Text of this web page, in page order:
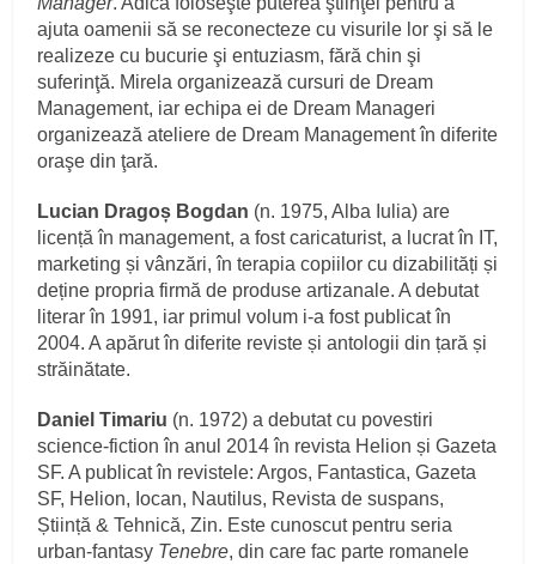
ajuta oamenii să se reconecteze cu visurile lor şi să le
realizeze cu bucurie şi entuziasm, fără chin şi
suferinţă. Mirela organizează cursuri de Dream
Management, iar echipa ei de Dream Manageri
organizează ateliere de Dream Management în diferite
oraşe din ţară.
Lucian Dragoș Bogdan (n. 1975, Alba Iulia) are
licență în management, a fost caricaturist, a lucrat în IT,
marketing și vânzări, în terapia copiilor cu dizabilități și
deține propria firmă de produse artizanale. A debutat
literar în 1991, iar primul volum i-a fost publicat în
2004. A apărut în diferite reviste și antologii din țară și
străinătate.
Daniel Timariu (n. 1972) a debutat cu povestiri
science-fiction în anul 2014 în revista Helion și Gazeta
SF. A publicat în revistele: Argos, Fantastica, Gazeta
SF, Helion, Iocan, Nautilus, Revista de suspans,
Știință & Tehnică, Zin. Este cunoscut pentru seria
urban-fantasy Tenebre, din care fac parte romanele